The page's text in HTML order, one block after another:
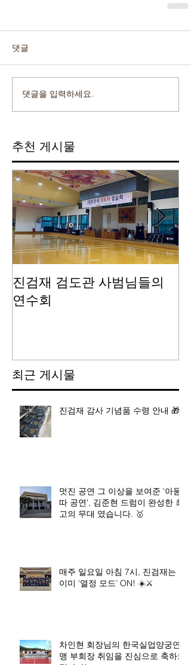
댓글
댓글을 입력하세요.
추천 게시물
진검재 검도관 사범님들의
연수회
최근 게시물
진검재 감사 기념품 수령 안내 🎁
멋진 공연 그 이상을 보여준 '아묻
따 공연', 김준현 드럼이 완성한 최
고의 무대 였습니다. 🥇
매주 일요일 아침 7시, 진검재는
이미 ‘열정 모드’ ON! ☀️⚔️
차인현 회장님의 한국실업양궁연
맹 부회장 취임을 진심으로 축하드